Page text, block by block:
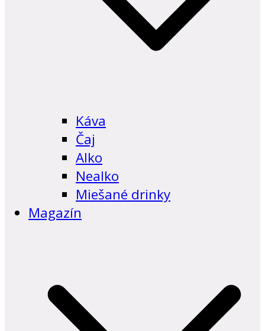
Káva
Čaj
Alko
Nealko
Miešané drinky
Magazín